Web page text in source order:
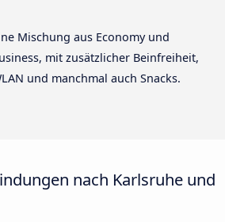
Mischung aus Economy und
mit zusätzlicher Beinfreiheit,
und manchmal auch Snacks.
nach Karlsruhe und